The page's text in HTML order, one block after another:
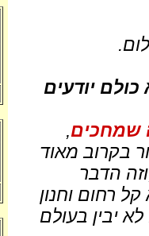
יודעים
שמחכים,
בקרוב מאוד
הדבר
רחום וחנון
יבין בעולם